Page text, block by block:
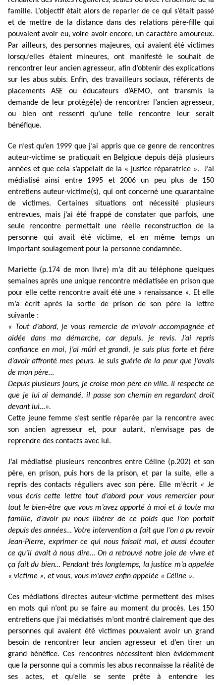
famille. L’objectif était alors de reparler de ce qui s’était passé
et de mettre de la distance dans des relations père-fille qui
pouvaient avoir eu, voire avoir encore, un caractère amoureux.
Par ailleurs, des personnes majeures, qui avaient été victimes
lorsqu’elles étaient mineures, ont manifesté le souhait de
rencontrer leur ancien agresseur, afin d’obtenir des explications
sur les abus subis. Enfin, des travailleurs sociaux, référents de
placements ASE ou éducateurs d’AEMO, ont transmis la
demande de leur protégé(e) de rencontrer l’ancien agresseur,
ou bien ont ressenti qu’une telle rencontre leur serait
bénéfique.
Ce n’est qu’en 1999 que j’ai appris que ce genre de rencontres
auteur-victime se pratiquait en Belgique depuis déjà plusieurs
années et que cela s’appelait de la « justice réparatrice ». J’ai
médiatisé ainsi entre 1995 et 2006 un peu plus de 150
entretiens auteur-victime(s), qui ont concerné une quarantaine
de victimes. Certaines situations ont nécessité plusieurs
entrevues, mais j’ai été frappé de constater que parfois, une
seule rencontre permettait une réelle reconstruction de la
personne qui avait été victime, et en même temps un
important soulagement pour la personne condamnée.
Mariette (p.174 de mon livre) m’a dit au téléphone quelques
semaines après une unique rencontre médiatisée en prison que
pour elle cette rencontre avait été une « renaissance ». Et elle
m’a écrit après la sortie de prison de son père la lettre
suivante :
« Tout d’abord, je vous remercie de m’avoir accompagnée et
aidée dans ma démarche, car depuis, je revis. J’ai repris
confiance en moi, j’ai mûri et grandi, je suis plus forte et fière
d’avoir affronté mes peurs. Je suis guérie de la peur que j’avais
de mon père…
Depuis plusieurs jours, je croise mon père en ville. Il respecte ce
que je lui ai demandé, il passe son chemin en regardant droit
devant lui…».
Cette jeune femme s’est sentie réparée par la rencontre avec
son ancien agresseur et, pour autant, n’envisage pas de
reprendre des contacts avec lui.
J’ai médiatisé plusieurs rencontres entre Céline (p.202) et son
père, en prison, puis hors de la prison, et par la suite, elle a
repris des contacts réguliers avec son père. Elle m’écrit « Je
vous écris cette lettre tout d’abord pour vous remercier pour
tout le bien-être que vous m’avez apporté à moi et à toute ma
famille, d’avoir pu nous libérer de ce poids que l’on portait
depuis des années… Votre intervention a fait que l’on a pu revoir
Jean-Pierre, exprimer ce qui nous faisait mal, et aussi écouter
ce qu’il avait à nous dire… On a retrouvé notre joie de vivre et
ça fait du bien… Pendant très longtemps, la justice m’a appelée
« victime », et vous, vous m’avez enfin appelée « Céline ».
Ces médiations directes auteur-victime permettent des mises
en mots qui n’ont pu se faire au moment du procès. Les 150
entretiens que j’ai médiatisés m’ont montré clairement que des
personnes qui avaient été victimes pouvaient avoir un grand
besoin de rencontrer leur ancien agresseur et d’en tirer un
grand bénéfice. Ces rencontres nécessitent bien évidemment
que la personne qui a commis les abus reconnaisse la réalité de
ses actes, et qu’elle se sente prête à entendre les